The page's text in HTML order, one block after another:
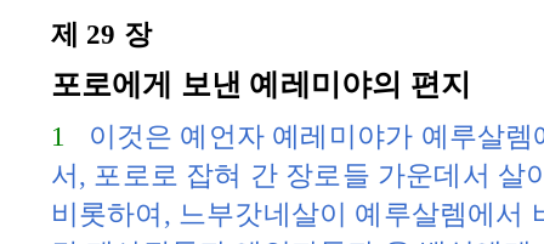
제 29 장
포로에게 보낸 예레미야의 편지
1 이것은 예언자 예레미야가 예루살렘
서, 포로로 잡혀 간 장로들 가운데서 살
비롯하여, 느부갓네살이 예루살렘에서